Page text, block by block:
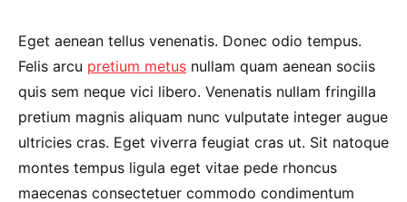
Eget aenean tellus venenatis. Donec odio tempus.
Felis arcu pretium metus nullam quam aenean sociis
quis sem neque vici libero. Venenatis nullam fringilla
pretium magnis aliquam nunc vulputate integer augue
ultricies cras. Eget viverra feugiat cras ut. Sit natoque
montes tempus ligula eget vitae pede rhoncus
maecenas consectetuer commodo condimentum